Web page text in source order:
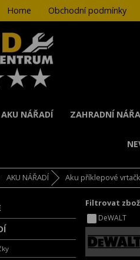
Home Obchodní podmínky
AKU NÁŘADÍ ZAHRADNÍ
AKU NÁŘADÍ Aku příklepové
Filtrovat
DeWALT